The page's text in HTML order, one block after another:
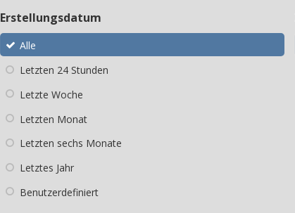
Erstellungsdatum
Alle
Letzten 24 Stunden
Letzte Woche
Letzten Monat
Letzten sechs Monate
Letztes Jahr
Benutzerdefiniert